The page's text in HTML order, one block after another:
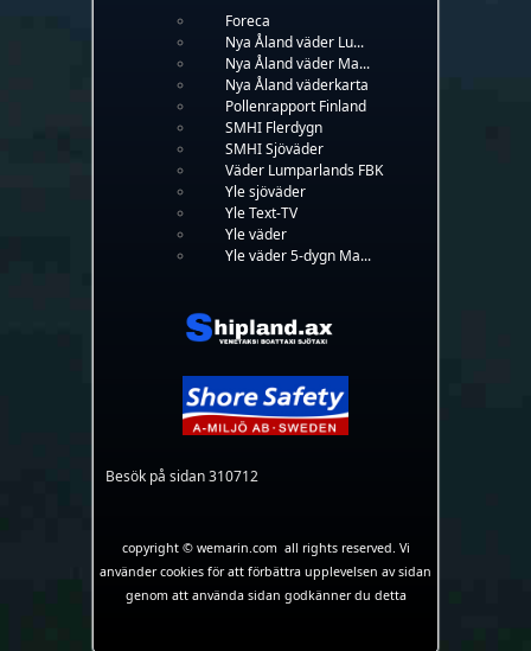
Foreca
Nya Åland väder Lu...
Nya Åland väder Ma...
Nya Åland väderkarta
Pollenrapport Finland
SMHI Flerdygn
SMHI Sjöväder
Väder Lumparlands FBK
Yle sjöväder
Yle Text-TV
Yle väder
Yle väder 5-dygn Ma...
Besök på sidan 310712
copyright © wemarin.com all rights reserved. Vi
använder cookies för att förbättra upplevelsen av sidan
genom att använda sidan godkänner du detta